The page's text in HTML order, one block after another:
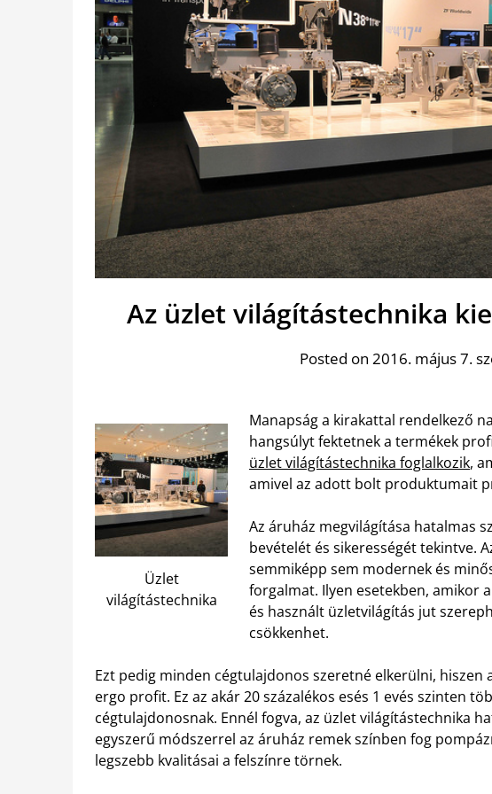
Az üzlet világítástechnika
Posted on 2016. május 7.
Üzlet
világítástechnika
Manapság a kirakattal rendelkező
hangsúlyt fektetnek a termékek
üzlet világítástechnika foglalkozik,
amivel az adott bolt produktumait
Az áruház megvilágítása hatalmas
bevételét és sikerességét tekintve.
semmiképp sem modernek és
forgalmat. Ilyen esetekben, amikor
és használt üzletvilágítás jut
csökkenhet.
Ezt pedig minden cégtulajdonos szeretné elkerülni, hiszen
ergo profit. Ez az akár 20 százalékos esés 1 evés szinten
cégtulajdonosnak. Ennél fogva, az üzlet világítástechnika
egyszerű módszerrel az áruház remek színben fog
legszebb kvalitásai a felszínre törnek.